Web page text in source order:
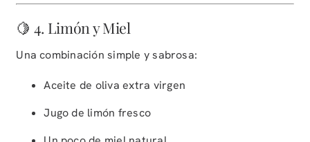
🍋 4. Limón y Miel
Una combinación simple y sabrosa:
Aceite de oliva extra virgen
Jugo de limón fresco